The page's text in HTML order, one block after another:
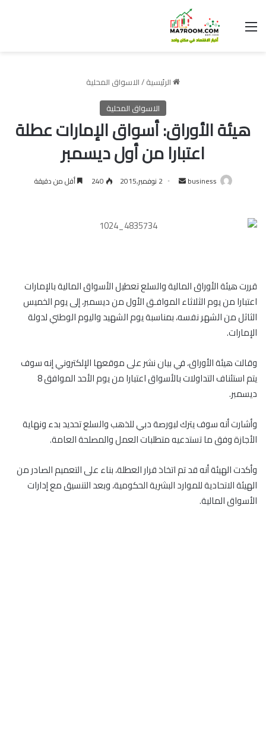
القائمة
الرئيسية/الاسواق المحلية
الاسواق المحلية
هيئة الأوراق: أسواق الإمارات عطلة
اعتبارا من أول ديسمبر
business
أرسل 2 نوفمبر,2015 240 أقل من دقيقة
قررت هيئة الأوراق المالية والسلع تعطيل الأسواق المالية بالإمارات
اعتبارا من يوم الثلاثاء الموافـق الأول من ديسمبر، إلى يوم الخميس
الثاثل من الشهر نفسه، بمناسبة يوم الشهيد واليوم الوطني لدولة
الإمارات.
وقالت هيئة الأوراق، في بيان نشر على موقعها الإلكتروني إنه سوف
يتم استئناف التداولات بالأسواق اعتبارا من يوم الأحد الموافق 8
ديسمبر.
وأشارت أنه سوف يترك لبورصة دبي للذهب والسلع تحديد بدء ونهاية
الأجازة وفق ما تستدعيه متطلبات العمل والمصلحة العامة.
وأكدت الهيئة أنه قد تم اتخاذ قرار العطلة، بناء على التعميم الصادر من
الهيئة الاتحادية للموارد البشرية الحكومية، وبعد التنسيق مع إدارات
الأسواق المالية.